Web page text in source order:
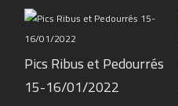
Pics Ribus et Pedourrés
15-16/01/2022